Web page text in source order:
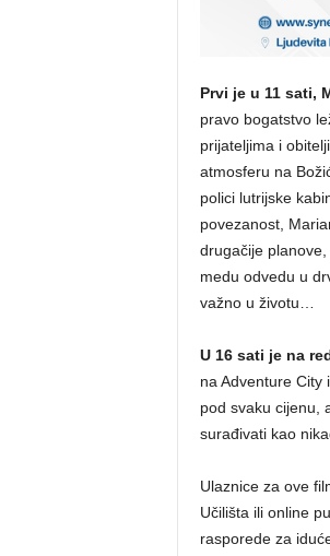
Prvi je u 11 sati,
pravo bogatstvo
prijateljima i
atmosferu na
polici lutrijske
povezanost,
drugačije
medu odvedu u
važno u životu…
U 16 sati je na
na Adventure City
pod svaku cijenu,
surađivati kao
Ulaznice za ove
Učilišta ili online
rasporede za